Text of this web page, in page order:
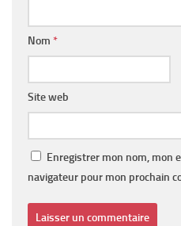
Nom *
Site web
Enregistrer mon nom, mon
navigateur pour mon prochain